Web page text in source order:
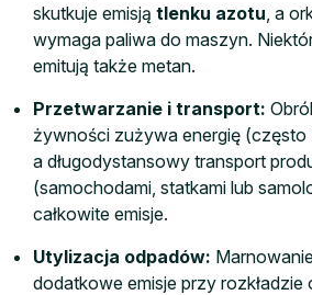
skutkuje emisją tlenku azotu , a
wymaga paliwa do maszyn.
emitują także metan.
Przetwarzanie i transport:
żywności zużywa energię (często
a długodystansowy transport
(samochodami, statkami lub
całkowite emisje.
Utylizacja odpadów:
dodatkowe emisje przy